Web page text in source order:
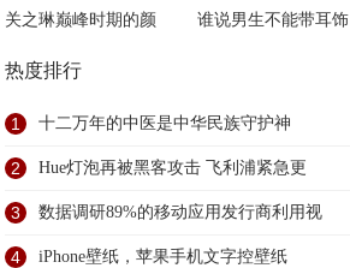
关之琳巅峰时期的颜 谁说男生不能带耳饰
热度排行
1 十二万年的中医是中华民族守护神
2 Hue灯泡再被黑客攻击 飞利浦紧急更
3 数据调研89%的移动应用发行商利用视
4 iPhone壁纸，苹果手机文字控壁纸